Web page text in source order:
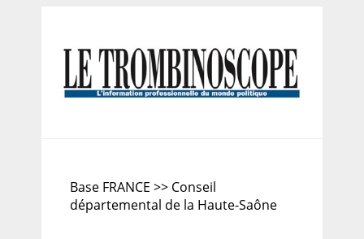
Base FRANCE >> Conseil
départemental de la Haute-Saône